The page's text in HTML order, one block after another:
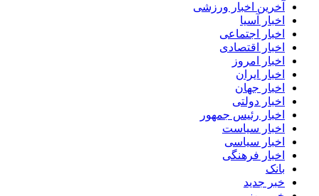
آخرین اخبار ورزشی
اخبار آسیا
اخبار اجتماعی
اخبار اقتصادی
اخبار امروز
اخبار ایران
اخبار جهان
اخبار دولتی
اخبار رئیس جمهور
اخبار سیاست
اخبار سیاسی
اخبار فرهنگی
بانک
خبر جدید